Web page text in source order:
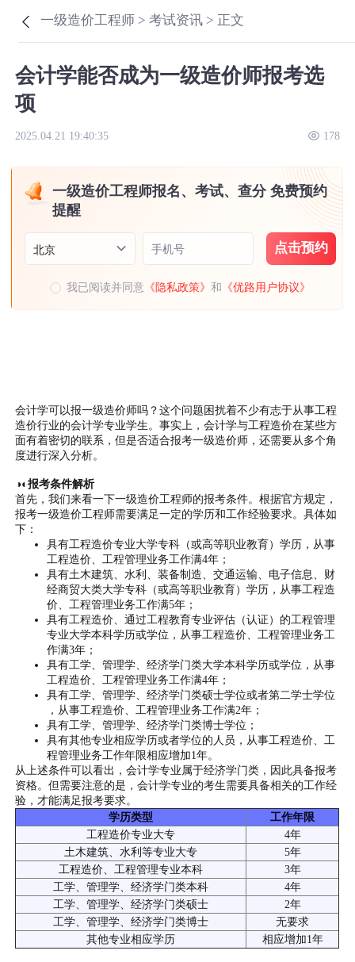
一级造价工程师 >考试资讯 > 正文
会计学能否成为一级造价师报考选
项
2025.04.21 19:40:35 178
一级造价工程师报名、考试、查分 免费预约
提醒
北京 手机号 点击预约
我已阅读并同意 《隐私政策》和 《优路用户协议》
会计学可以报一级造价师吗？这个问题困扰着不少有志于从事工程
造价行业的会计学专业学生。事实上，会计学与工程造价在某些方
面有着密切的联系，但是否适合报考一级造价师，还需要从多个角
度进行深入分析。
◑◐报考条件解析
首先，我们来看一下一级造价工程师的报考条件。根据官方规定，
报考一级造价工程师需要满足一定的学历和工作经验要求。具体如
下：
具有工程造价专业大学专科（或高等职业教育）学历，从事
工程造价、工程管理业务工作满4年；
具有土木建筑、水利、装备制造、交通运输、电子信息、财
经商贸大类大学专科（或高等职业教育）学历，从事工程造
价、工程管理业务工作满5年；
具有工程造价、通过工程教育专业评估（认证）的工程管理
专业大学本科学历或学位，从事工程造价、工程管理业务工
作满3年；
具有工学、管理学、经济学门类大学本科学历或学位，从事
工程造价、工程管理业务工作满4年；
具有工学、管理学、经济学门类硕士学位或者第二学士学位
，从事工程造价、工程管理业务工作满2年；
具有工学、管理学、经济学门类博士学位；
具有其他专业相应学历或者学位的人员，从事工程造价、工
程管理业务工作年限相应增加1年。
从上述条件可以看出，会计学专业属于经济学门类，因此具备报考
资格。但需要注意的是，会计学专业的考生需要具备相关的工作经
验，才能满足报考要求。
学历类型
工作年限
工程造价专业大专
4年
土木建筑、水利等专业大专
5年
工程造价、工程管理专业本科
3年
工学、管理学、经济学门类本科
4年
工学、管理学、经济学门类硕士
2年
工学、管理学、经济学门类博士
无要求
其他专业相应学历
相应增加1年